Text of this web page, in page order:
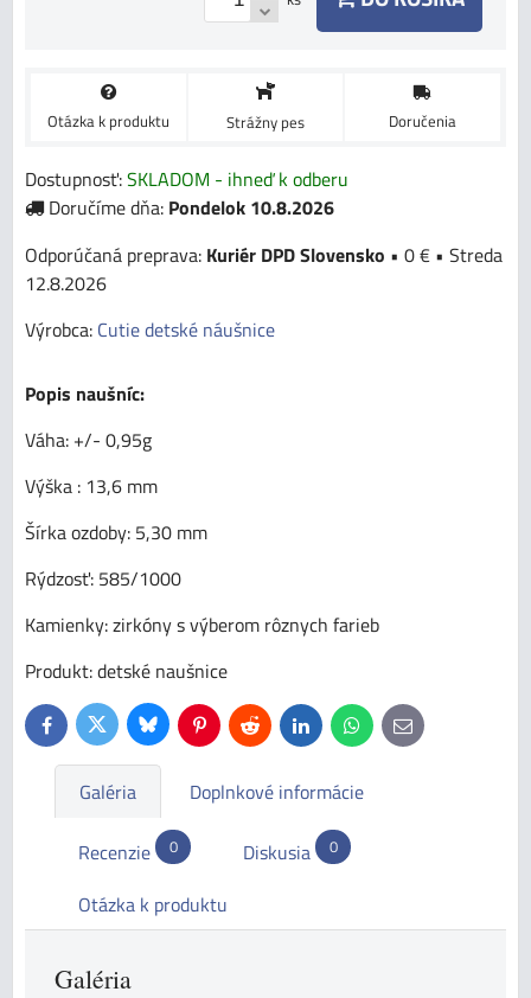
Otázka k produktu Strážny pes Doručenia
Dostupnosť:SKLADOM - ihneď k odberu
Doručíme dňa: Pondelok 10.8.2026
Kuriér DPD Slovensko • 0 € • Streda
12.8.2026
Výrobca: Cutie detské náušnice
Popis naušníc:
Váha: +/- 0,95g
Výška : 13,6 mm
Šírka ozdoby: 5,30 mm
Rýdzosť: 585/1000
Kamienky: zirkóny s výberom rôznych farieb
Produkt: detské naušnice
FacebookTwitterBlueskyPinterestReddit LinkedInWhatsApp
E-
mail
Galéria Doplnkové informácie
Recenzie 0 Diskusia 0
Otázka k produktu
Galéria